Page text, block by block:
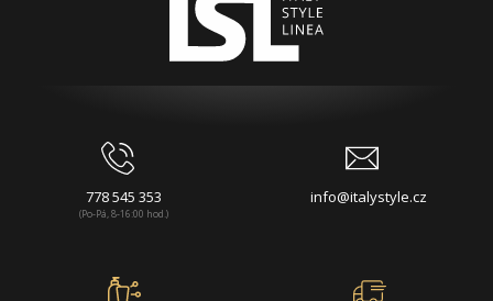
778 545 353
(Po-Pá, 8-16:00 hod.)
info@italystyle.cz